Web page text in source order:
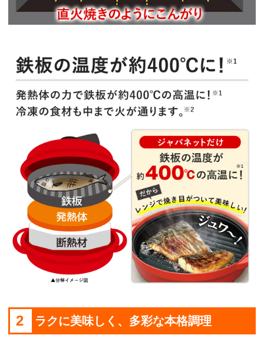
2 ラクに美味しく、多彩な本格調理